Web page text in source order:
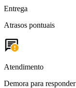
Entrega
Atrasos pontuais
Atendimento
Demora para responder